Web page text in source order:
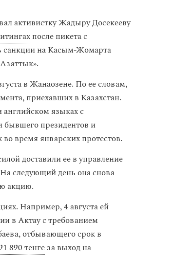
активистку Жадыру Досекееву
после пикета с
санкции на Касым-Жомарта
в Жанаозене. По ее словам,
приехавших в Казахстан.
английском языках с
бывшего президентов и
время январских протестов.
доставили ее в управление
следующий день она снова
акцию.
Например, 4 августа ей
в Актау с требованием
отбывающего срок в
890 тенгеза выход на